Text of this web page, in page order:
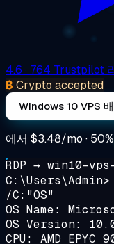
4.6 · 764 Trustpilot
₿ Crypto accepted
Windows 10 VPS
에서 $3.48/mo ·
RDP → win10-
C:\Users\Admin>
/C:"OS"
OS Name:
OS Version:
CPU: AMD EPYC